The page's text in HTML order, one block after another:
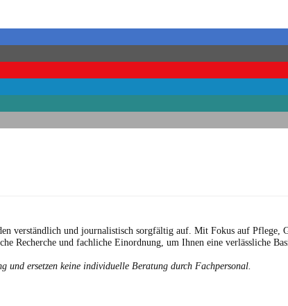
verständlich und journalistisch sorgfältig auf. Mit Fokus auf Pflege,
Recherche und fachliche Einordnung, um Ihnen eine verlässliche
ersetzen keine individuelle Beratung durch Fachpersonal.